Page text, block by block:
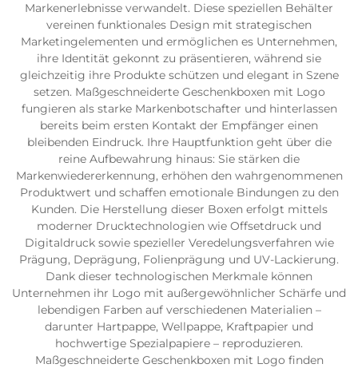
Markenerlebnisse verwandelt. Diese speziellen Behälter
vereinen funktionales Design mit strategischen
Marketingelementen und ermöglichen es Unternehmen,
ihre Identität gekonnt zu präsentieren, während sie
gleichzeitig ihre Produkte schützen und elegant in Szene
setzen. Maßgeschneiderte Geschenkboxen mit Logo
fungieren als starke Markenbotschafter und hinterlassen
bereits beim ersten Kontakt der Empfänger einen
bleibenden Eindruck. Ihre Hauptfunktion geht über die
reine Aufbewahrung hinaus: Sie stärken die
Markenwiedererkennung, erhöhen den wahrgenommenen
Produktwert und schaffen emotionale Bindungen zu den
Kunden. Die Herstellung dieser Boxen erfolgt mittels
moderner Drucktechnologien wie Offsetdruck und
Digitaldruck sowie spezieller Veredelungsverfahren wie
Prägung, Deprägung, Folienprägung und UV-Lackierung.
Dank dieser technologischen Merkmale können
Unternehmen ihr Logo mit außergewöhnlicher Schärfe und
lebendigen Farben auf verschiedenen Materialien –
darunter Hartpappe, Wellpappe, Kraftpapier und
hochwertige Spezialpapiere – reproduzieren.
Maßgeschneiderte Geschenkboxen mit Logo finden